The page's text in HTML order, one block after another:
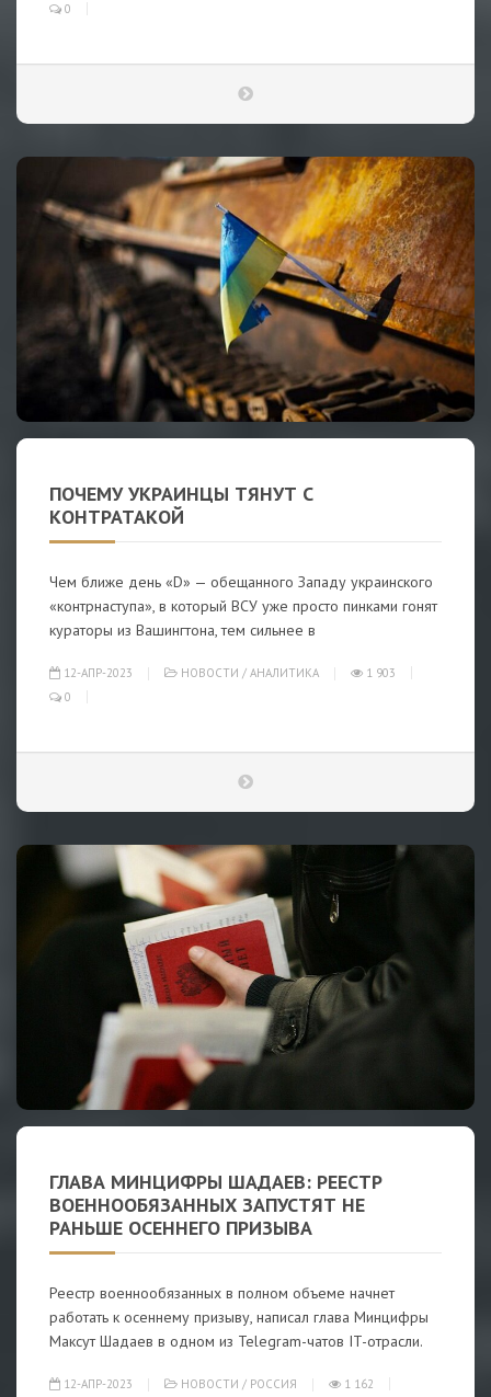
0
ПОЧЕМУ УКРАИНЦЫ ТЯНУТ С
КОНТРАТАКОЙ
Чем ближе день «D» — обещанного Западу украинского
«контрнаступа», в который ВСУ уже просто пинками гонят
кураторы из Вашингтона, тем сильнее в
12-АПР-2023 НОВОСТИ / АНАЛИТИКА
1 903
0
ГЛАВА МИНЦИФРЫ ШАДАЕВ: РЕЕСТР
ВОЕННООБЯЗАННЫХ ЗАПУСТЯТ НЕ
РАНЬШЕ ОСЕННЕГО ПРИЗЫВА
Реестр военнообязанных в полном объеме начнет
работать к осеннему призыву, написал глава Минцифры
Максут Шадаев в одном из Telegram-чатов IT-отрасли.
12-АПР-2023 НОВОСТИ / РОССИЯ 1 162